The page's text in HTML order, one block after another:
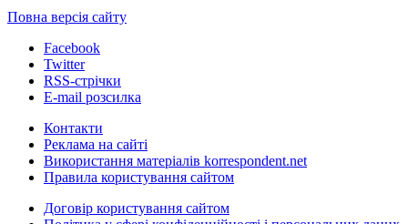
Повна версія сайту
Facebook
Twitter
RSS-стрічки
E-mail розсилка
Контакти
Реклама на сайті
Використання матеріалів korrespondent.net
Правила користування сайтом
Договір користування сайтом